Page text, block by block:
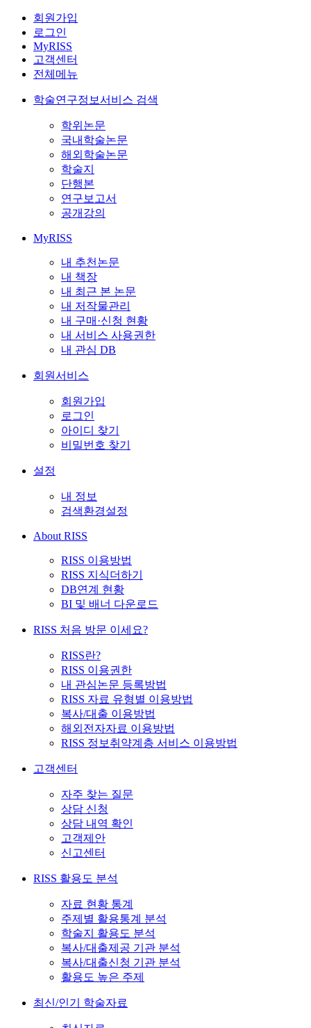
회원가입
로그인
MyRISS
고객센터
전체메뉴
학술연구정보서비스 검색
학위논문
국내학술논문
해외학술논문
학술지
단행본
연구보고서
공개강의
MyRISS
내 추천논문
내 책장
내 최근 본 논문
내 저작물관리
내 구매·신청 현황
내 서비스 사용권한
내 관심 DB
회원서비스
회원가입
로그인
아이디 찾기
비밀번호 찾기
설정
내 정보
검색환경설정
About RISS
RISS 이용방법
RISS 지식더하기
DB연계 현황
BI 및 배너 다운로드
RISS 처음 방문 이세요?
RISS란?
RISS 이용권한
내 관심논문 등록방법
RISS 자료 유형별 이용방법
복사/대출 이용방법
해외전자자료 이용방법
RISS 정보취약계층 서비스 이용방법
고객센터
자주 찾는 질문
상담 신청
상담 내역 확인
고객제안
신고센터
RISS 활용도 분석
자료 현황 통계
주제별 활용통계 분석
학술지 활용도 분석
복사/대출제공 기관 분석
복사/대출신청 기관 분석
활용도 높은 주제
최신/인기 학술자료